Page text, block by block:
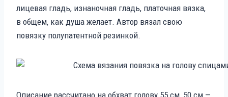
лицевая гладь, изнаночная гладь, платочная вязка,
в общем, как душа желает. Автор вязал свою
повязку полупатентной резинкой.
Описание рассчитано на обхват голову 55 см, 50 см —